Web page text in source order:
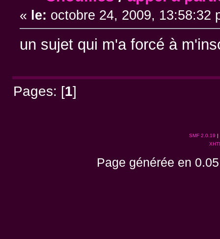
« le: octobre 24, 2009, 13:58:32
un sujet qui m'a forcé à
Pages: [1]
SMF 2.0.19 |
Page générée en